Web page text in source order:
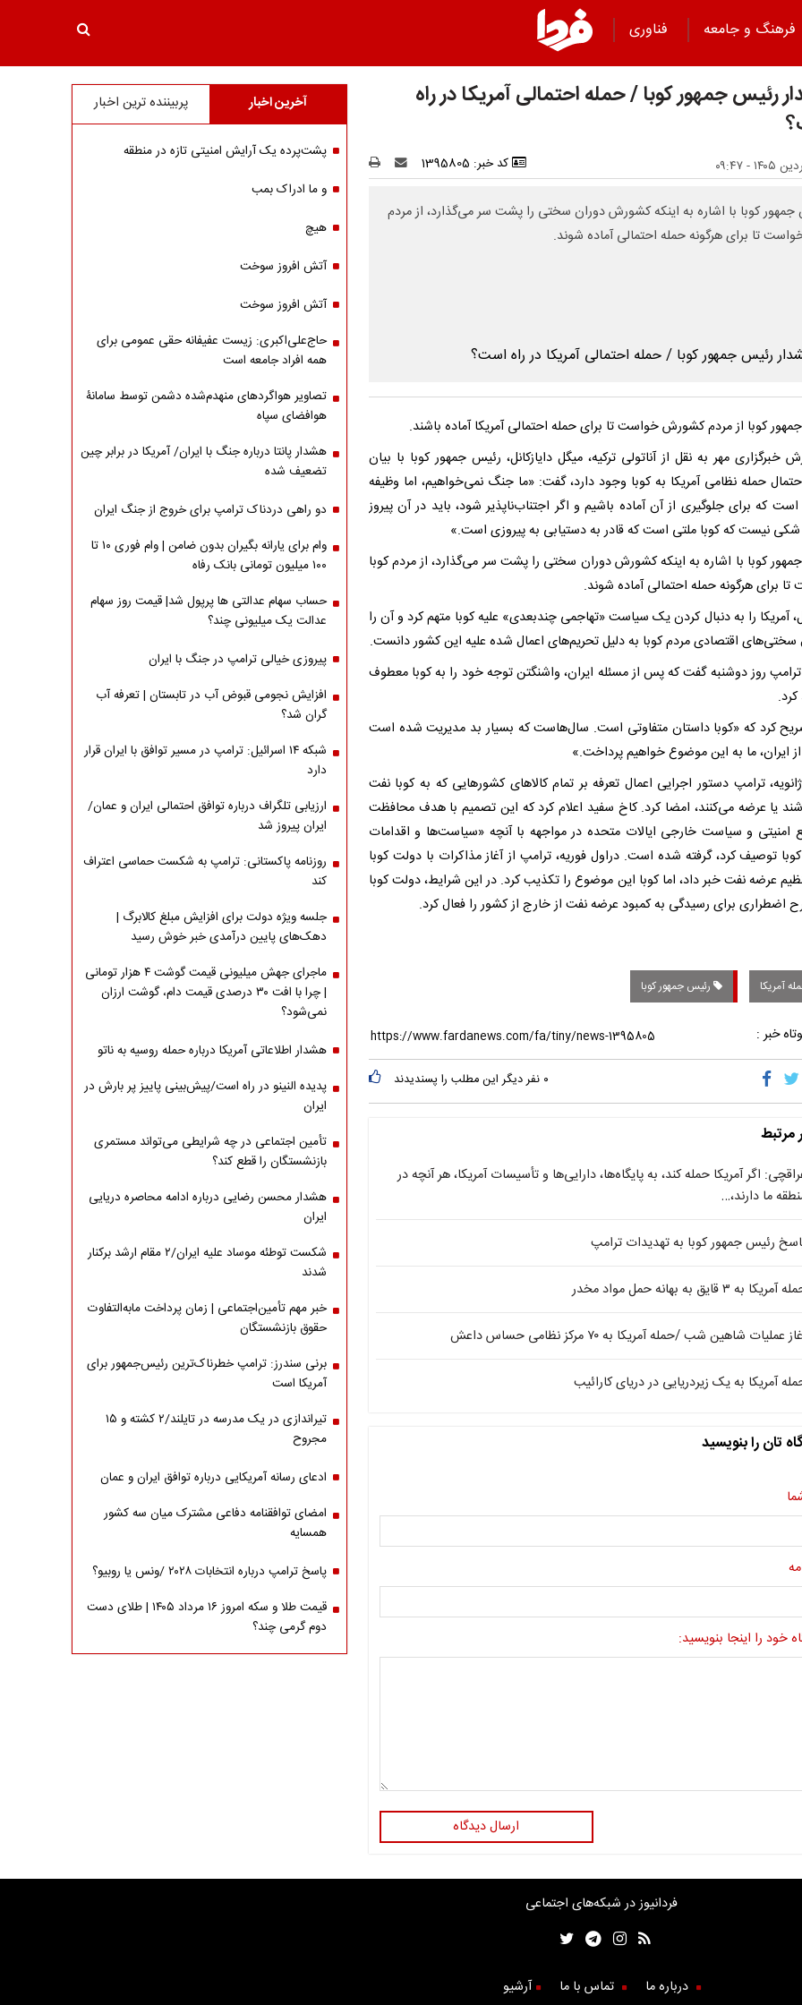
فرهنگ و جامعه
فناوری
رئیس جمهور کوبا / حمله احتمالی آمریکا در راه
کد خبر: 1395805
کوبا با اشاره به اینکه کشورش دوران سختی را پشت سر می‌گذارد، از مردم
تا برای هرگونه حمله احتمالی آماده شوند.
کوبا از مردم کشورش خواست تا برای حمله احتمالی آمریکا آماده باشند.
خبرگزاری مهر به نقل از آناتولی ترکیه، میگل دایازکانل، رئیس جمهور کوبا با بیان
حمله نظامی آمریکا به کوبا وجود دارد، گفت: «ما جنگ نمی‌خواهیم، اما وظیفه
که برای جلوگیری از آن آماده باشیم و اگر اجتناب‌ناپذیر شود، باید در آن پیروز
نیست که کوبا ملتی است که قادر به دستیابی به پیروزی است.»
کوبا با اشاره به اینکه کشورش دوران سختی را پشت سر می‌گذارد، از مردم کوبا
برای هرگونه حمله احتمالی آماده شوند.
آمریکا را به دنبال کردن یک سیاست «تهاجمی چندبعدی» علیه کوبا متهم کرد و آن را
اقتصادی مردم کوبا به دلیل تحریم‌های اعمال شده علیه این کشور دانست.
ترامپ روز دوشنبه گفت که پس از مسئله ایران، واشنگتن توجه خود را به کوبا معطوف
کرد که «کوبا داستان متفاوتی است. سال‌هاست که بسیار بد مدیریت شده است
ایران، ما به این موضوع خواهیم پرداخت.»
در ۳۰ ژانویه، ترامپ دستور اجرایی اعمال تعرفه بر تمام کالاهای کشورهایی که به کوبا نفت
یا عرضه می‌کنند، امضا کرد. کاخ سفید اعلام کرد که این تصمیم با هدف محافظت
امنیتی و سیاست خارجی ایالات متحده در مواجهه با آنچه «سیاست‌ها و اقدامات
توصیف کرد، گرفته شده است. دراول فوریه، ترامپ از آغاز مذاکرات با دولت کوبا
عرضه نفت خبر داد، اما کوبا این موضوع را تکذیب کرد. در این شرایط، دولت کوبا
اضطراری برای رسیدگی به کمبود عرضه نفت از خارج از کشور را فعال کرد.
آمریکا رئیس جمهور کوبا
خبر :
۰ نفر دیگر این مطلب را پسندیدند
مرتبط
اگر آمریکا حمله کند، به پایگاه‌ها، دارایی‌ها و تأسیسات آمریکا، هر آنچه در
ما دارند،…
رئیس جمهور کوبا به تهدیدات ترامپ
آمریکا به ۳ قایق به بهانه حمل مواد مخدر
عملیات شاهین شب /حمله آمریکا به ۷۰ مرکز نظامی حساس داعش
آمریکا به یک زیردریایی در دریای کارائیب
تان را بنویسید
خود را اینجا بنویسید:
ارسال دیدگاه
آخرین اخبار پربیننده ترین اخبار
پشت‌پرده یک آرایش امنیتی تازه در منطقه
و ما ادراک بمب
هیچ
آتش افروز سوخت
آتش افروز سوخت
حاج‌علی‌اکبری: زیست عفیفانه حقی عمومی برای
همه افراد جامعه است
تصاویر هواگردهای منهدم‌شده دشمن توسط سامانۀ
هوافضای سپاه
هشدار پانتا درباره جنگ با ایران/ آمریکا در برابر چین
تضعیف شده
دو راهی دردناک ترامپ برای خروج از جنگ ایران
وام برای یارانه بگیران بدون ضامن | وام فوری ۱۰ تا
۱۰۰ میلیون تومانی بانک رفاه
حساب سهام عدالتی ها پرپول شد| قیمت روز سهام
عدالت یک میلیونی چند؟
پیروزی خیالی ترامپ در جنگ با ایران
افزایش نجومی قبوض آب در تابستان | تعرفه آب
گران شد؟
شبکه ۱۴ اسرائیل: ترامپ در مسیر توافق با ایران قرار
دارد
ارزیابی تلگراف درباره توافق احتمالی ایران و عمان/
ایران پیروز شد
روزنامه پاکستانی: ترامپ به شکست حماسی اعتراف
کند
جلسه ویژه دولت برای افزایش مبلغ کالابرگ |
دهک‌های پایین درآمدی خبر خوش رسید
ماجرای جهش میلیونی قیمت گوشت ۴ هزار تومانی
| چرا با افت ۳۰ درصدی قیمت دام، گوشت ارزان
نمی‌شود؟
هشدار اطلاعاتی آمریکا درباره حمله روسیه به ناتو
پدیده النینو در راه است/پیش‌بینی پاییز پر بارش در
ایران
تأمین اجتماعی در چه شرایطی می‌تواند مستمری
بازنشستگان را قطع کند؟
هشدار محسن رضایی درباره ادامه محاصره دریایی
ایران
شکست توطئه موساد علیه ایران/۲ مقام‌ ارشد برکنار
شدند
خبر مهم تأمین‌اجتماعی | زمان پرداخت مابه‌التفاوت
حقوق بازنشستگان
برنی سندرز: ترامپ خطرناک‌ترین رئیس‌جمهور برای
آمریکا است
تیراندازی در یک مدرسه در تایلند/۲ کشته و ۱۵
مجروح
ادعای رسانه آمریکایی درباره توافق ایران و عمان
امضای توافقنامه دفاعی مشترک میان سه کشور
همسایه
پاسخ ترامپ درباره انتخابات ۲۰۲۸ /ونس یا روبیو؟
قیمت طلا و سکه امروز ۱۶ مرداد ۱۴۰۵ | طلای دست
دوم گرمی چند؟
فردانیوز در شبکه‌های اجتماعی
درباره ما تماس با ما آرشیو